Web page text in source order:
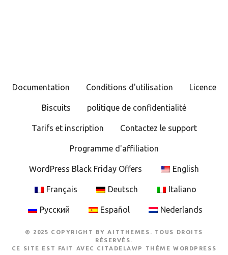
e
Documentation Conditions d'utilisation Licence
Biscuits politique de confidentialité
Tarifs et inscription Contactez le support
Programme d'affiliation
WordPress Black Friday Offers English
Français Deutsch Italiano
Русский Español Nederlands
© 2025 COPYRIGHT BY AITTHEMES. TOUS DROITS
RÉSERVÉS.
CE SITE EST FAIT AVEC CITADELAWP THÈME WORDPRESS